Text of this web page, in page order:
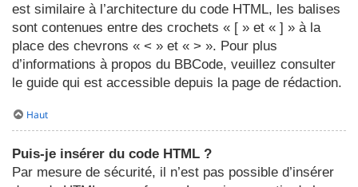
est similaire à l’architecture du code HTML, les balises
sont contenues entre des crochets « [ » et « ] » à la
place des chevrons « < » et « > ». Pour plus
d’informations à propos du BBCode, veuillez consulter
le guide qui est accessible depuis la page de rédaction.
Haut
Puis-je insérer du code HTML ?
Par mesure de sécurité, il n’est pas possible d’insérer